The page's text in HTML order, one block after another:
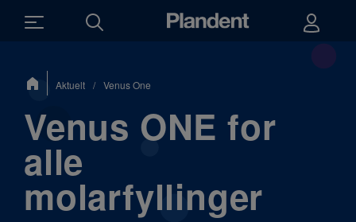
Du
er Aktuelt / Venus One
Venus ONE for
alle
molarfyllinger